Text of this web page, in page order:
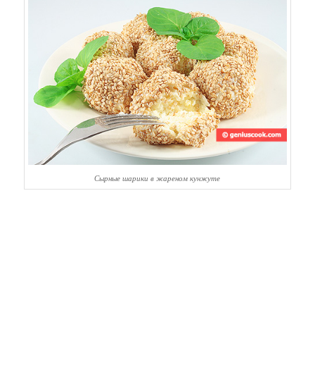
Сырные шарики в жареном кунжуте